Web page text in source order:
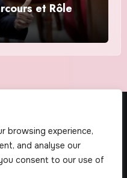
browsing experience,
and analyse our
consent to our use of
et Rôle